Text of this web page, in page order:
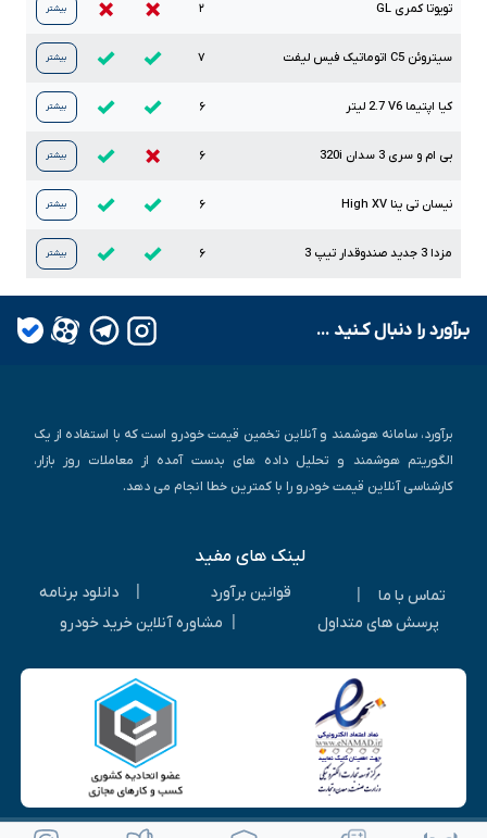
تویوتا کمری GL ۲ بیشتر
سیتروئن C5 اتوماتیک فیس لیفت ۷ بیشتر
کیا اپتیما V6
2.7 لیتر ۶ بیشتر
بی ام و سری 3 سدان 320i ۶ بیشتر
نیسان تی ینا XV
High ۶ بیشتر
مزدا 3 جدید صندوقدار تیپ 3 ۶ بیشتر
بـرآورد را دنبال کـنید ...
برآورد، سامانه هوشمند و آنلاین تخمین قیمت خودرو است که با استفاده از یک
الگوریتم هوشمند و تحلیل داده های بدست آمده از معاملات روز بازار،
کارشناسی آنلاین قیمت خودرو را با کمترین خطا انجام می دهد.
لینک های مفید
تماس با ما قوانین برآورد
دانلود برنامه
پرسش های متداول
مشاوره آنلاین خرید خودرو